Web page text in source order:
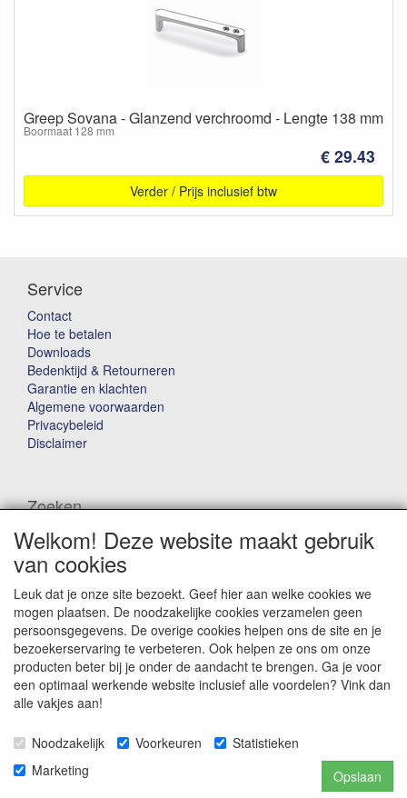
Greep Sovana - Glanzend verchroomd - Lengte 138 mm
Boormaat 128 mm
€ 29.43
Verder / Prijs inclusief btw
Service
Contact
Hoe te betalen
Downloads
Bedenktijd & Retourneren
Garantie en klachten
Algemene voorwaarden
Privacybeleid
Disclaimer
Zoeken
Waar ben je naar op zoek?
Winkelwagen
Uw winkelwagen is leeg
Welkom! Deze website maakt gebruik
van cookies
Leuk dat je onze site bezoekt. Geef hier aan welke cookies we
mogen plaatsen. De noodzakelijke cookies verzamelen geen
persoonsgegevens. De overige cookies helpen ons de site en je
bezoekerservaring te verbeteren. Ook helpen ze ons om onze
producten beter bij je onder de aandacht te brengen. Ga je voor
een optimaal werkende website inclusief alle voordelen? Vink dan
alle vakjes aan!
Noodzakelijk Voorkeuren
Statistieken
Marketing
Opslaan